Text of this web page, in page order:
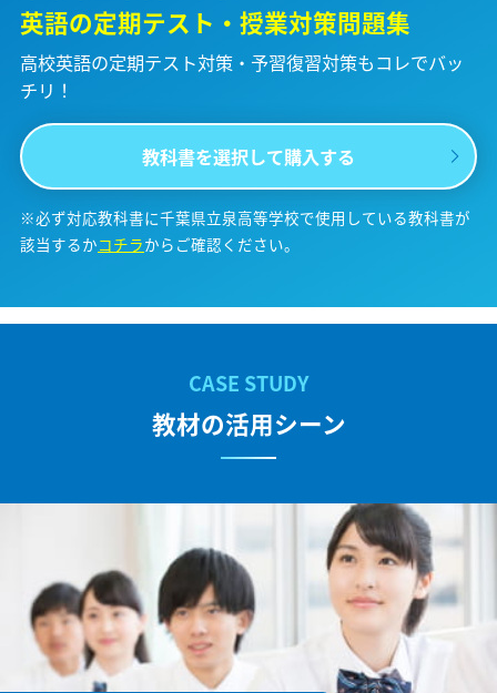
英語の定期テスト・授業対策問題集
高校英語の定期テスト対策・予習復習対策もコレでバッ
チリ！
教科書を選択して購入する
※必ず対応教科書に千葉県立泉高等学校で使用している教科書が
該当するかコチラからご確認ください。
教材の活用シーン